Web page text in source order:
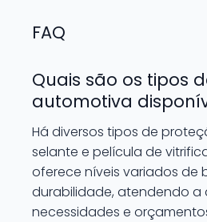
FAQ
Quais são os tipos
automotiva
Há diversos tipos de
selante e película de
oferece níveis variados de
durabilidade, atendendo a
necessidades e